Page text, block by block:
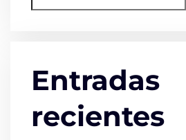
Entradas
recientes